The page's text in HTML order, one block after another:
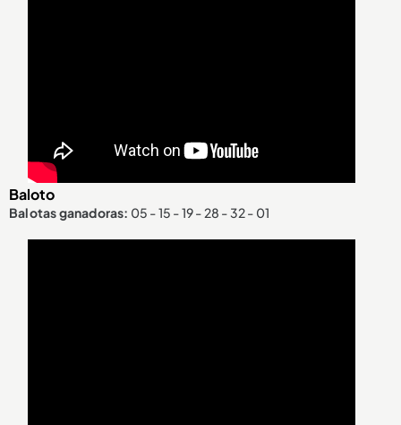
Baloto
Balotas ganadoras: 05 - 15 - 19 - 28 - 32 - 01